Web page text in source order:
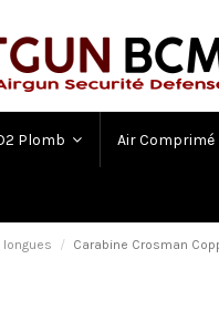
Plomb Air Comprimé
longues Carabine Crosman